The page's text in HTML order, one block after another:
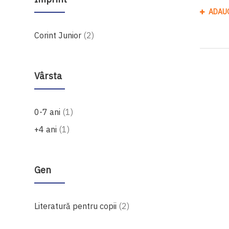
Corint Junior 2produse
Vârsta
0-7 ani 1produs
+4 ani 1produs
Gen
Literatură pentru copii 2produse